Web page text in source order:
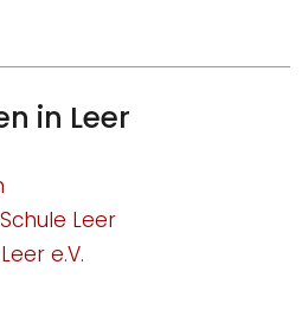
in Leer
Leer
e.V.